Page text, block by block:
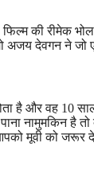
की रीमेक
अजय देवगन ने
है और वह 10
नामुमकिन है तो
मूवी को जरूर